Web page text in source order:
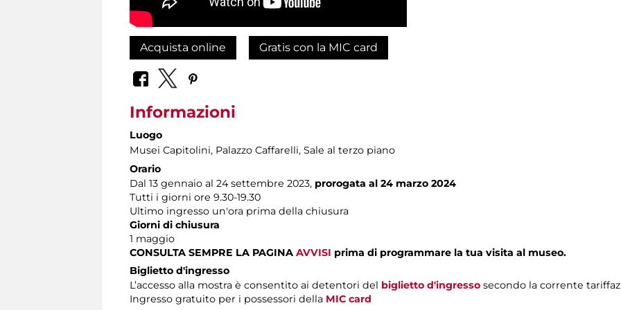
Acquista online Gratis con la MIC card
Informazioni
Luogo
Musei Capitolini, Palazzo Caffarelli, Sale al terzo piano
Orario
Dal 13 gennaio al 24 settembre 2023, prorogata al 24 marzo 2024
Tutti i giorni ore 9.30-19.30
Ultimo ingresso un'ora prima della chiusura
Giorni di chiusura
1 maggio
CONSULTA SEMPRE LA PAGINA AVVISI prima di programmare la tua visita al museo.
Biglietto d'ingresso
L’accesso alla mostra è consentito ai detentori del biglietto d'ingresso secondo la corrente
Ingresso gratuito per i possessori della MIC card